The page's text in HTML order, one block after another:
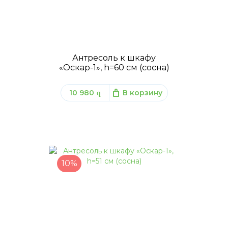
Антресоль к шкафу
«Оскар-1», h=60 см (сосна)
10 980 q В корзину
10%